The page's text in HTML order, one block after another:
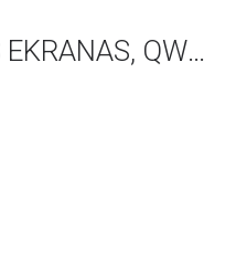
DYMO S0946430 ETIKEČIŲ SPAUSDINTUVAS LABELMANAGER 500TS (USB JUNGTIS, LIEČIAMAS EKRANAS, QWERTY) - S0946410